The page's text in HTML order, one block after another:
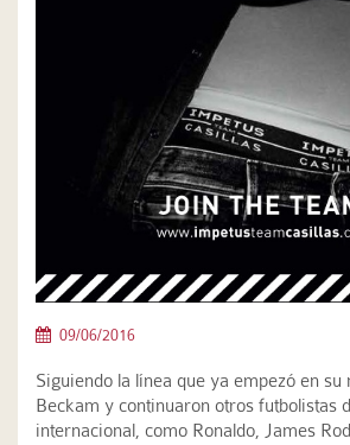
09/06/2016
Siguiendo la línea que ya empezó en
Beckam y continuaron otros futbolistas
internacional, como Ronaldo, James